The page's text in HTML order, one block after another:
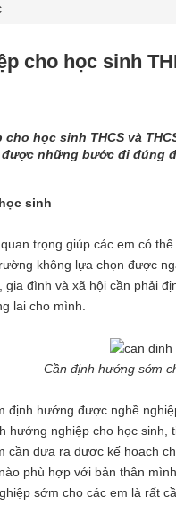
cho học sinh
học sinh THCS và
những bước đi đúng
sinh
trọng giúp các em có
không lựa chọn được
đình và xã hội cần phải
lai cho mình.
Cần định hướng sớm
định hướng được nghề
hướng nghiệp cho học
cần đưa ra được kế hoạch
phù hợp với bản thân
sớm cho các em là rất